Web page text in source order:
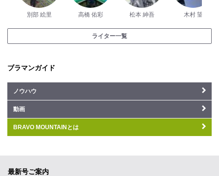
別部 絵里 高橋 佑彩 松本 紳吾 木村 望
ライター一覧
ブラマンガイド
ノウハウ
動画
BRAVO MOUNTAINとは
最新号ご案内